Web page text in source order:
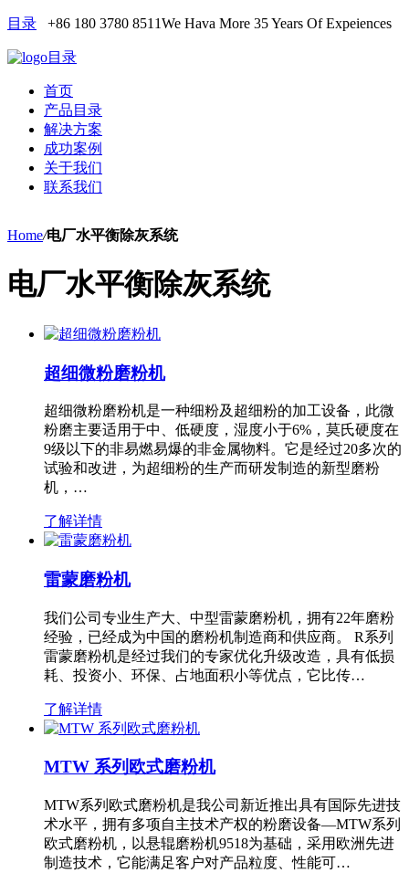
目录 +86 180 3780 8511We Hava More 35 Years Of Expeiences
目录
首页
产品目录
解决方案
成功案例
关于我们
联系我们
Home/电厂水平衡除灰系统
电厂水平衡除灰系统
超细微粉磨粉机
超细微粉磨粉机是一种细粉及超细粉的加工设备，此微
粉磨主要适用于中、低硬度，湿度小于6%，莫氏硬度在
9级以下的非易燃易爆的非金属物料。它是经过20多次的
试验和改进，为超细粉的生产而研发制造的新型磨粉
机，…
了解详情
雷蒙磨粉机
我们公司专业生产大、中型雷蒙磨粉机，拥有22年磨粉
经验，已经成为中国的磨粉机制造商和供应商。 R系列
雷蒙磨粉机是经过我们的专家优化升级改造，具有低损
耗、投资小、环保、占地面积小等优点，它比传…
了解详情
MTW 系列欧式磨粉机
MTW系列欧式磨粉机是我公司新近推出具有国际先进技
术水平，拥有多项自主技术产权的粉磨设备—MTW系列
欧式磨粉机，以悬辊磨粉机9518为基础，采用欧洲先进
制造技术，它能满足客户对产品粒度、性能可…